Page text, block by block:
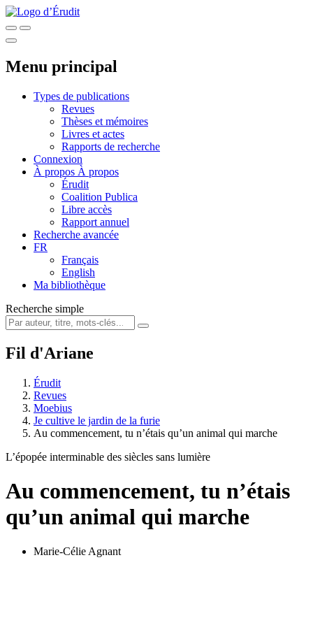
Menu principal
Types de publications
Revues
Thèses et mémoires
Livres et actes
Rapports de recherche
Connexion
À propos À propos
Érudit
Coalition Publica
Libre accès
Rapport annuel
Recherche avancée
FR
Français
English
Ma bibliothèque
Recherche simple
Fil d'Ariane
Érudit
Revues
Moebius
Je cultive le jardin de la furie
Au commencement, tu n’étais qu’un animal qui marche
L’épopée interminable des siècles sans lumière
Au commencement, tu n’étais
qu’un animal qui marche
Marie-Célie Agnant